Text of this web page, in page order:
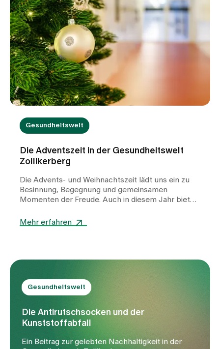
Ursache sein. Treten Nierensteine wiederholt oder
bereits in jungen Jahren auf, ist in der Regel eine
weiterführende Abklärung durch einen
Nephrologen in einer spezialisierten Sprechstunde
sinnvoll. So können mögliche
Stoffwechselstörungen erkannt und gezielt
behandelt werden, um das Risiko für erneute
Steinbildungen zu verringern.
Gesundheitswelt
Die Adventszeit in der Gesundheitswelt
Zollikerberg
Die Advents- und Weihnachtszeit lädt uns ein zu
Besinnung, Begegnung und gemeinsamen
Momenten der Freude. Auch in diesem Jahr bieten
spiritueller, musikalischer und gemeinschaftlicher
Mehr erfahren
Gesundheitswelt
Die Antirutschsocken und der
Kunststoffabfall
Ein Beitrag zur gelebten Nachhaltigkeit in der